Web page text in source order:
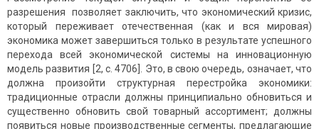
разрешения позволяет заключить, что экономический кризис,
который переживает отечественная (как и вся мировая)
экономика может завершиться только в результате успешного
перехода всей экономической системы на инновационную
модель развития [2, с. 4706]. Это, в свою очередь, означает, что
должна произойти структурная перестройка экономики:
традиционные отрасли должны принципиально обновиться и
существенно обновить свой товарный ассортимент; должны
появиться новые производственные сегменты, предлагающие